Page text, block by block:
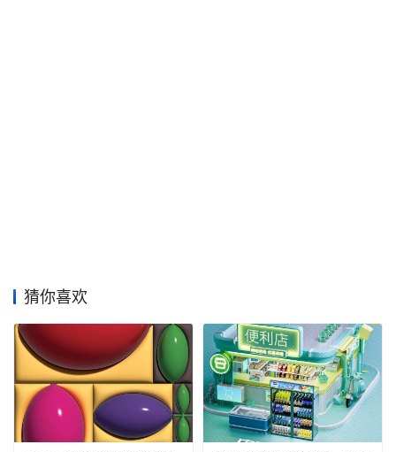
猜你喜欢